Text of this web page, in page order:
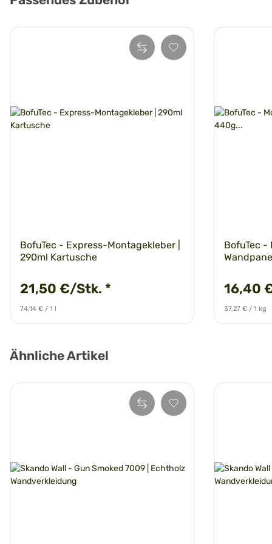
BofuTec - Express-Montagekleber |
290ml Kartusche
21,50 €/Stk. *
74,14 € / 1 l
BofuTec -
16,40
37,27 € / 1 kg
Ähnliche Artikel